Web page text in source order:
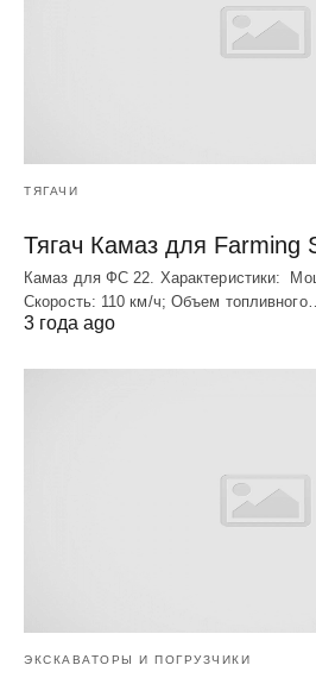
ТЯГАЧИ
Тягач Камаз для Farming
Камаз для ФС 22. Характеристики:
Скорость: 110 км/ч; Объем
3 года ago
ЭКСКАВАТОРЫ И ПОГРУЗЧИКИ